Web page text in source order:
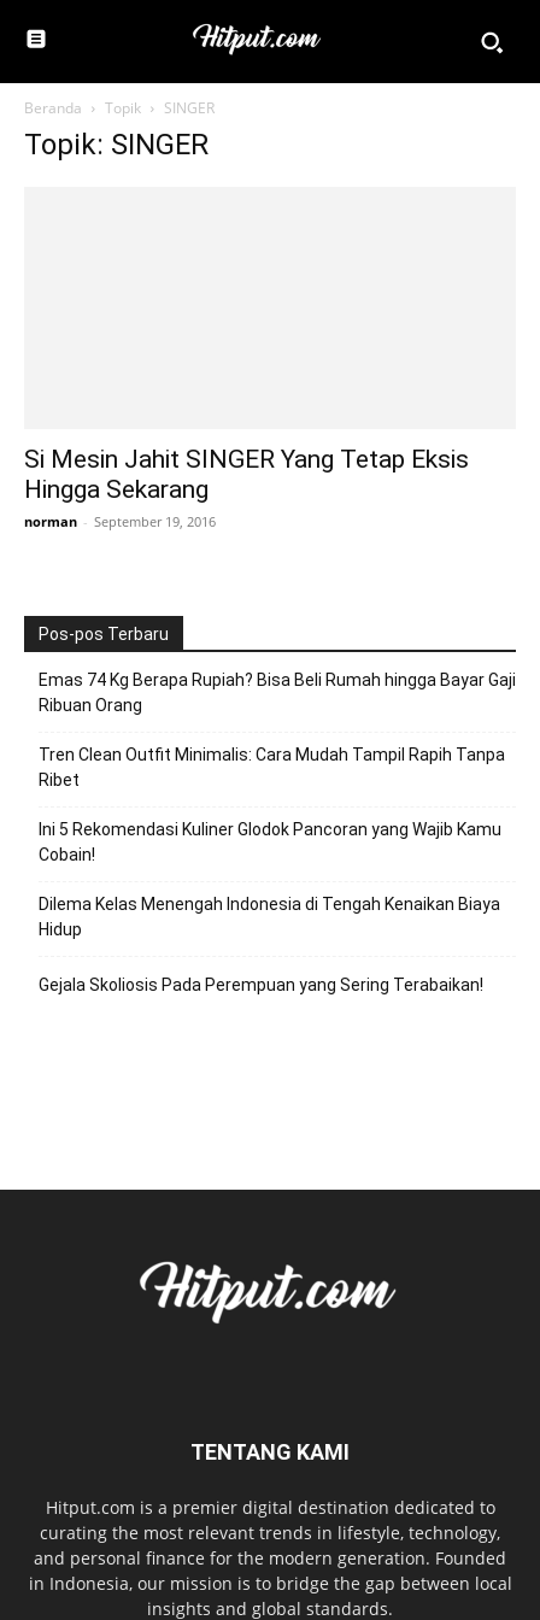
Beranda Topik SINGER
Topik: SINGER
Si Mesin Jahit SINGER Yang Tetap Eksis
Hingga Sekarang
norman - September 19, 2016
Pos-pos Terbaru
Emas 74 Kg Berapa Rupiah? Bisa Beli Rumah hingga Bayar Gaji
Ribuan Orang
Tren Clean Outfit Minimalis: Cara Mudah Tampil Rapih Tanpa
Ribet
Ini 5 Rekomendasi Kuliner Glodok Pancoran yang Wajib Kamu
Cobain!
Dilema Kelas Menengah Indonesia di Tengah Kenaikan Biaya
Hidup
Gejala Skoliosis Pada Perempuan yang Sering Terabaikan!
TENTANG KAMI
Hitput.com is a premier digital destination dedicated to
curating the most relevant trends in lifestyle, technology,
and personal finance for the modern generation. Founded
in Indonesia, our mission is to bridge the gap between local
insights and global standards.